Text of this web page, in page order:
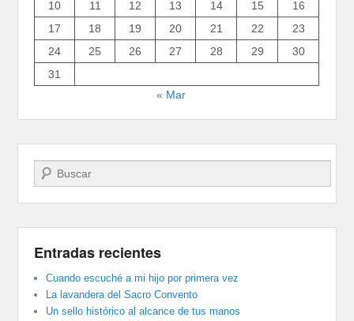
10
11 12 13 14 15
16
17
18 19 20 21 22
23
24
25 26 27 28 29
30
31
« Mar
Buscar
Entradas recientes
Cuando escuché a mi hijo por primera vez
La lavandera del Sacro Convento
Un sello histórico al alcance de tus manos